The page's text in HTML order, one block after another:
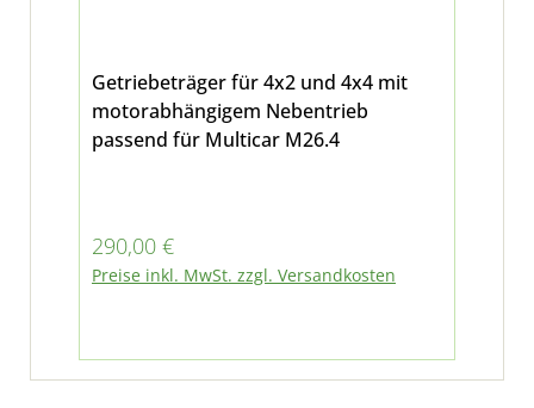
Getriebeträger für 4x2 und 4x4 mit
motorabhängigem Nebentrieb
passend für Multicar M26.4
Regulärer Preis:
290,00 €
Preise inkl. MwSt. zzgl. Versandkosten